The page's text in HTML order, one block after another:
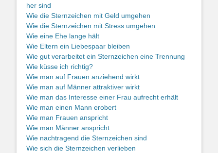
her sind
Wie die Sternzeichen mit Geld umgehen
Wie die Sternzeichen mit Stress umgehen
Wie eine Ehe lange hält
Wie Eltern ein Liebespaar bleiben
Wie gut verarbeitet ein Sternzeichen eine Trennung
Wie küsse ich richtig?
Wie man auf Frauen anziehend wirkt
Wie man auf Männer attraktiver wirkt
Wie man das Interesse einer Frau aufrecht erhält
Wie man einen Mann erobert
Wie man Frauen anspricht
Wie man Männer anspricht
Wie nachtragend die Sternzeichen sind
Wie sich die Sternzeichen verlieben